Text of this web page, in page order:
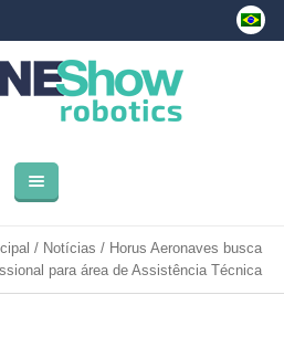
/ Notícias / Horus Aeronaves busca
para área de Assistência Técnica